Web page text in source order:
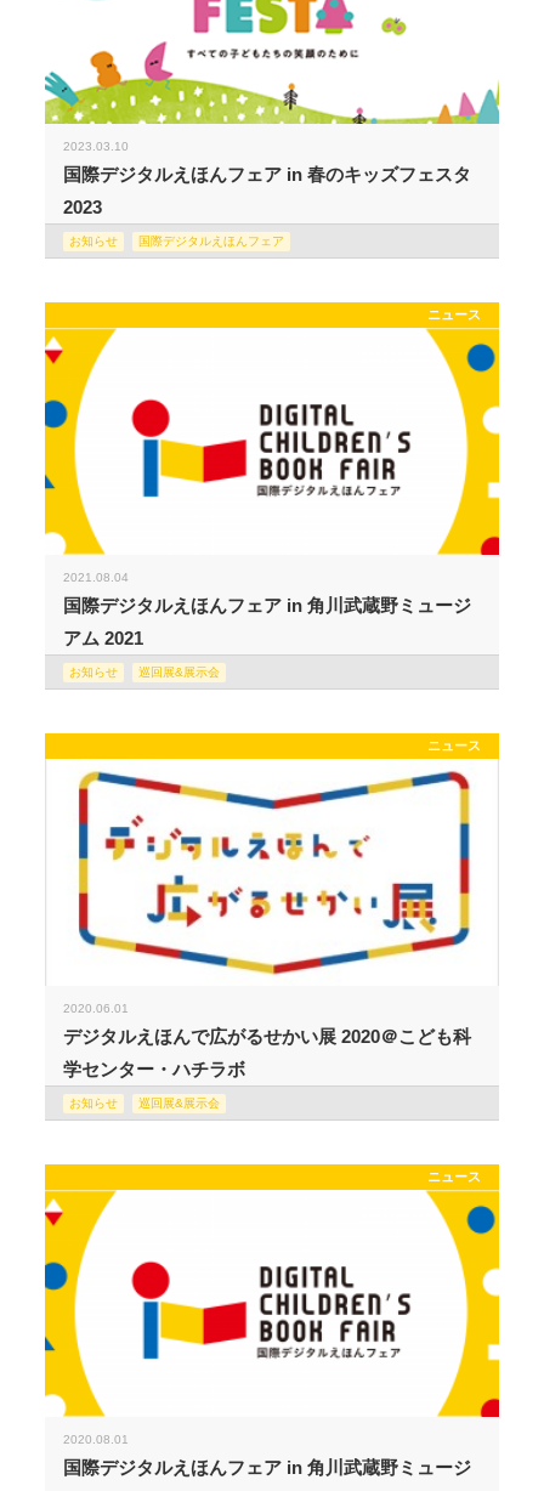
2023.03.10
国際デジタルえほんフェア in 春のキッズフェスタ
2023
お知らせ 国際デジタルえほんフェア
ニュース
2021.08.04
国際デジタルえほんフェア in 角川武蔵野ミュージ
アム 2021
お知らせ 巡回展&展示会
ニュース
2020.06.01
デジタルえほんで広がるせかい展 2020＠こども科
学センター・ハチラボ
お知らせ 巡回展&展示会
ニュース
2020.08.01
国際デジタルえほんフェア in 角川武蔵野ミュージ